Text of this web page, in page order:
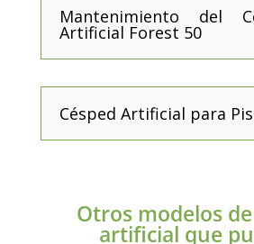
Mantenimiento del
Artificial Forest 50
Césped Artificial para
Otros modelos
artificial que